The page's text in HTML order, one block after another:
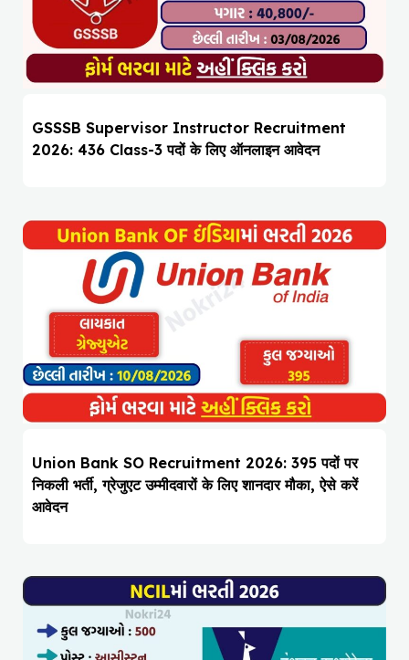
GSSSB Supervisor Instructor Recruitment
2026: 436 Class-3 पदों के लिए ऑनलाइन आवेदन
Union Bank SO Recruitment 2026: 395 पदों पर
निकली भर्ती, ग्रेजुएट उम्मीदवारों के लिए शानदार मौका, ऐसे करें
आवेदन